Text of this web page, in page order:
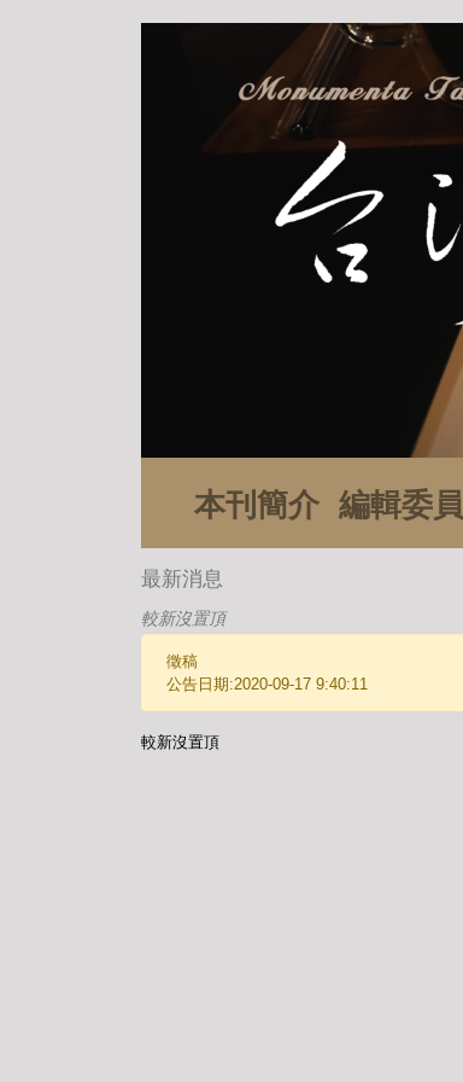
本刊簡介 編輯委員
最新消息
較新沒置頂
徵稿
公告日期:2020-09-17 9:40:11
較新沒置頂